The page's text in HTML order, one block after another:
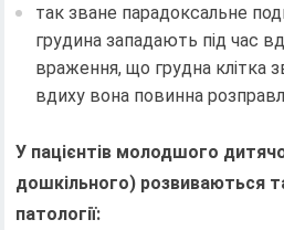
так зване парадоксальне
грудина западають під час
враження, що грудна клітка
вдиху вона повинна
У пацієнтів молодшого
дошкільного) розвиваються
патології: